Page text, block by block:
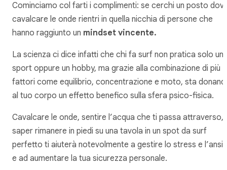
Cominciamo col farti i complimenti: se cerchi un posto
cavalcare le onde rientri in quella nicchia di persone che
hanno raggiunto un mindset vincente.
La scienza ci dice infatti che chi fa surf non pratica solo
sport oppure un hobby, ma grazie alla combinazione di più
fattori come equilibrio, concentrazione e moto, sta
al tuo corpo un effetto benefico sulla sfera psico-fisica.
Cavalcare le onde, sentire l’acqua che ti passa attraverso,
saper rimanere in piedi su una tavola in un spot da surf
perfetto ti aiuterà notevolmente a gestire lo stress e l’ansia
e ad aumentare la tua sicurezza personale.